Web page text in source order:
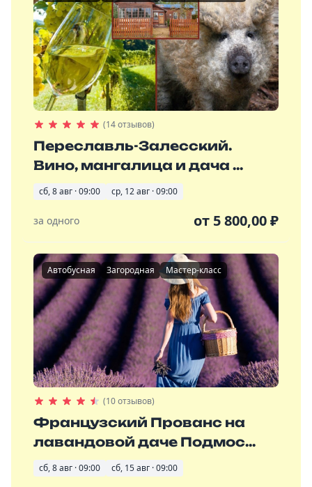
(14 отзывов)
Переславль-Залесский.
Вино, мангалица и дача ...
сб, 8 авг · 09:00 ср, 12 авг · 09:00
за одного от 5 800,00₽
Автобусная Загородная Мастер-класс
(10 отзывов)
Французский Прованс на
лавандовой даче Подмос...
сб, 8 авг · 09:00 сб, 15 авг · 09:00